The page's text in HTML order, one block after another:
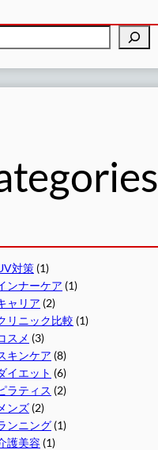
対策 (1)
ンナーケア (1)
ャリア (2)
リニック比較 (1)
スメ (3)
キンケア (8)
イエット (6)
ラティス (2)
メンズ (2)
ンニング (1)
護美容 (1)